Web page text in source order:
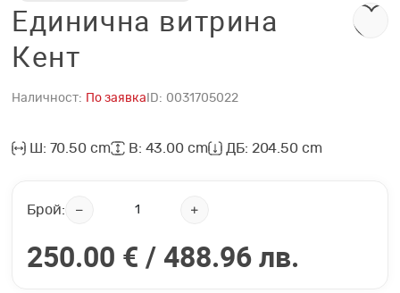
Единична витрина
Кент
Наличност: По заявка ID: 0031705022
Ш: 70.50 cm В: 43.00 cm ДБ: 204.50 cm
Брой:
250.00 € / 488.96 лв.